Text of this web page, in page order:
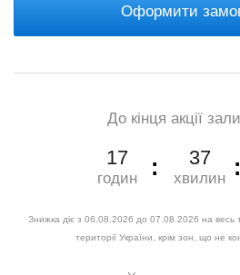
Оформити
До кінця акції
17
годин
37
хвилин
Знижка діє з 06.08.2026 до 07.08.2026 на весь
території України, крім зон, що не